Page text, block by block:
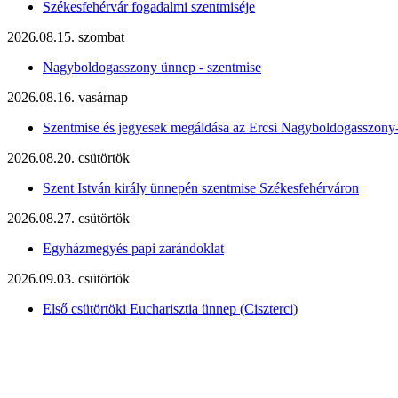
Székesfehérvár fogadalmi szentmiséje
2026.08.15. szombat
Nagyboldogasszony ünnep - szentmise
2026.08.16. vasárnap
Szentmise és jegyesek megáldása az Ercsi
2026.08.20. csütörtök
Szent István király ünnepén szentmise Székesfehérváron
2026.08.27. csütörtök
Egyházmegyés papi zarándoklat
2026.09.03. csütörtök
Első csütörtöki Eucharisztia ünnep (Ciszterci)